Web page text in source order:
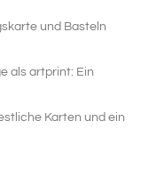
und Basteln
als artprint: Ein
Karten und ein